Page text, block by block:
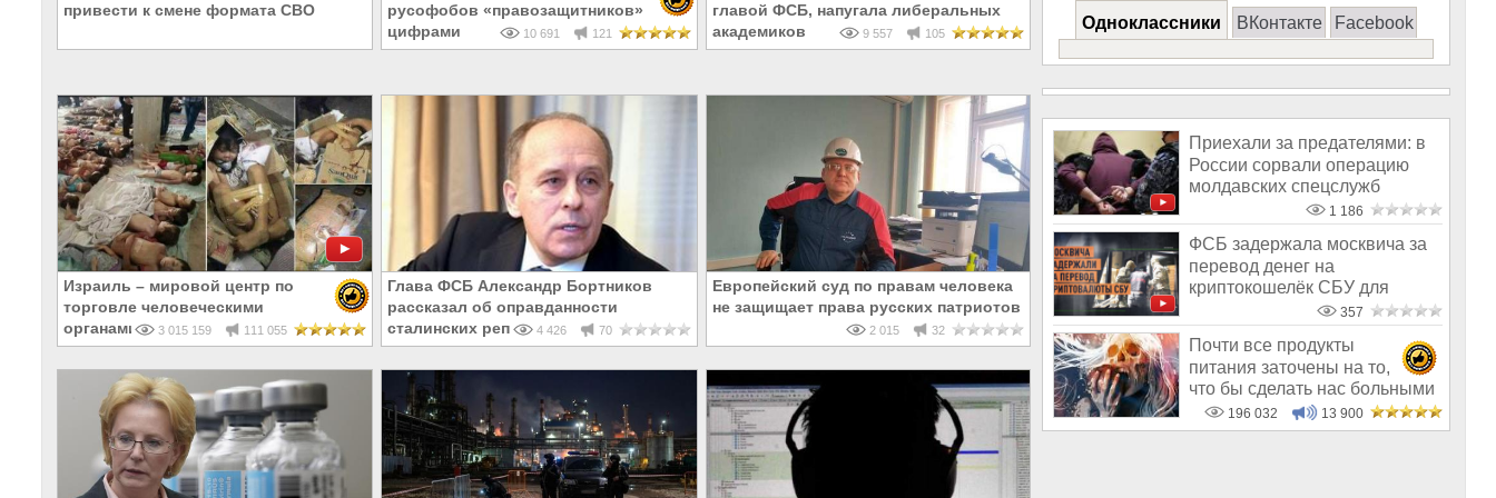
привести к смене формата СВО
русофобов «правозащитников»
цифрами
10 691 121
главой ФСБ, напугала либеральных
академиков
9 557 105
Израиль – мировой центр по
торговле человеческими
органами
3 015 159 111 055
Глава ФСБ Александр Бортников
рассказал об оправданности
сталинских репрессий
4 426 70
Европейский суд по правам человека
не защищает права русских патриотов
2 015 32
Одноклассники ВКонтакте Facebook
Приехали за предателями: в
России сорвали операцию
молдавских спецслужб
1 186
ФСБ задержала москвича за
перевод денег на
криптокошелёк СБУ для
финансирования див
357
Почти все продукты
питания заточены на то,
что бы сделать нас больными
и бесплодным
196 032 13 900